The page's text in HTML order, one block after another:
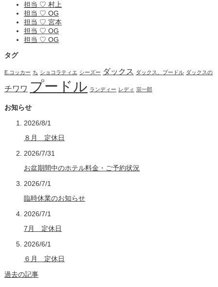
担当 ♡ 村上
担当 ♡ OG
担当 ♡ 宮本
担当 ♡ OG
担当 ♡ OG
タグ
E.コッカー ち ショコラティエ シーズー ダックス ダックス、プードル ダックスの
チワワ プードル ランディー レディ 宗一郎
お知らせ
2026/8/1
８月 定休日
2026/7/31
お盆期間中のホテル料金・ご予約状況
2026/7/1
臨時休業のお知らせ
2026/7/1
7月 定休日
2026/6/1
６月 定休日
過去の記事